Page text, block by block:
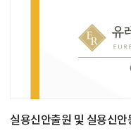
실용신안출원 및 실용신